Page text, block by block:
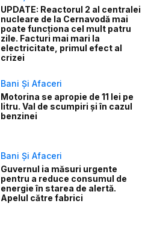
UPDATE: Reactorul 2 al centralei
nucleare de la Cernavodă mai
poate funcționa cel mult patru
zile. Facturi mai mari la
electricitate, primul efect al
crizei
Bani Și Afaceri
Motorina se apropie de 11 lei pe
litru. Val de scumpiri și în cazul
benzinei
Bani Și Afaceri
Guvernul ia măsuri urgente
pentru a reduce consumul de
energie în starea de alertă.
Apelul către fabrici